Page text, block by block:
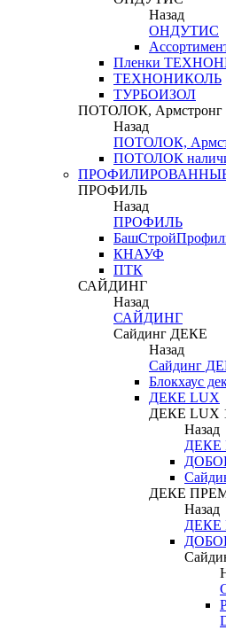
Назад
ОНДУТИС
Пленки
ТЕХНОНИКОЛЬ
ТУРБОИЗОЛ
ПОТОЛОК, Армстронг
Назад
ПОТОЛОК,
ПОТОЛОК
ПРОФИЛЬ
Назад
ПРОФИЛЬ
КНАУФ
ПТК
САЙДИНГ
Назад
САЙДИНГ
Сайдинг ДЕКЕ
Назад
Сайдинг
Блокхаус
ДЕКЕ LUX
ДЕКЕ LUX
Назад
ДЕКЕ
ДЕКЕ
Назад
ДЕКЕ